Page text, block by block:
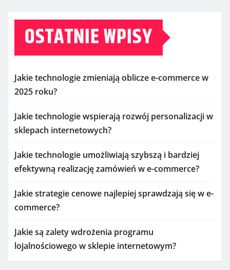
OSTATNIE WPISY
Jakie technologie zmieniają oblicze e-commerce w
2025 roku?
Jakie technologie wspierają rozwój personalizacji w
sklepach internetowych?
Jakie technologie umożliwiają szybszą i bardziej
efektywną realizację zamówień w e-commerce?
Jakie strategie cenowe najlepiej sprawdzają się w e-
commerce?
Jakie są zalety wdrożenia programu
lojalnościowego w sklepie internetowym?